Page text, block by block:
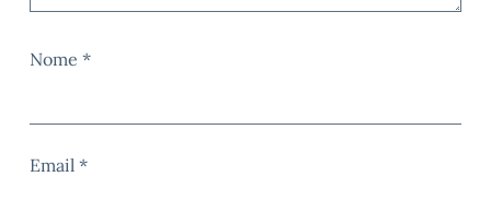
Nome *
Email *